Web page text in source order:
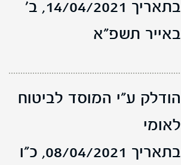
בתאריך 14/04/2021,
ב'
באייר תשפ"א
הודלק ע"י המוסד לביטוח
לאומי
בתאריך 08/04/2021,
כ"ו